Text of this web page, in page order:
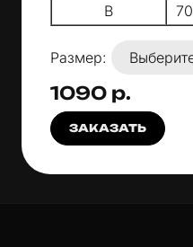
B
70
Размер:
1090 р.
ЗАКАЗАТЬ